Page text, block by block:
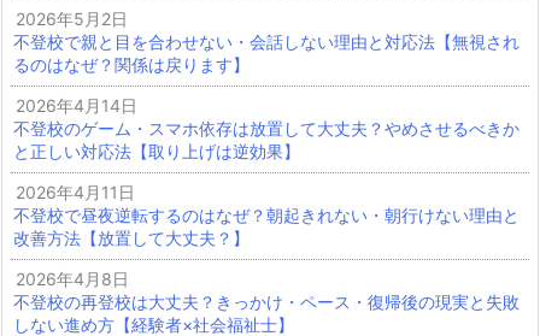
2026年5月2日
不登校で親と目を合わせない・会話しない理由と対応法【無視され
るのはなぜ？関係は戻ります】
2026年4月14日
不登校のゲーム・スマホ依存は放置して大丈夫？やめさせるべきか
と正しい対応法【取り上げは逆効果】
2026年4月11日
不登校で昼夜逆転するのはなぜ？朝起きれない・朝行けない理由と
改善方法【放置して大丈夫？】
2026年4月8日
不登校の再登校は大丈夫？きっかけ・ペース・復帰後の現実と失敗
しない進め方【経験者×社会福祉士】